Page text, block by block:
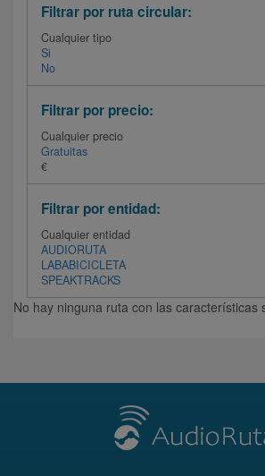
Filtrar por ruta circular:
Cualquier tipo
Si
No
Filtrar por precio:
Cualquier precio
Gratuitas
€
Filtrar por entidad:
Cualquier entidad
AUDIORUTA
LABABICICLETA
SPEAKTRACKS
No hay ninguna ruta con las características